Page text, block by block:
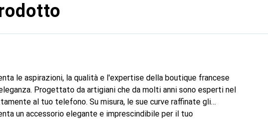
le aspirazioni, la qualità e l'expertise della boutique francese
Progettato da artigiani che da molti anni sono esperti nel
al tuo telefono. Su misura, le sue curve raffinate gli
un accessorio elegante e imprescindibile per il tuo